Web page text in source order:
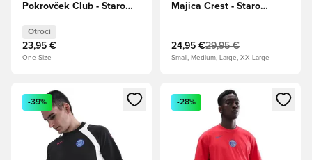
Pokrovček Club - Staro
Otroci
23,95 €
One Size
Majica Crest - Staro
24,95 €29,95 €
Small, Medium, Large, XX-Large
Odpre Modal za prijavo ali vpis kot član
-39%
Odpre Modal za prijavo ali
-28%